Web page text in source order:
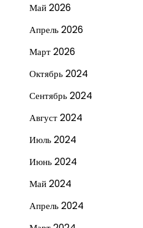
Май 2026
Апрель 2026
Март 2026
Октябрь 2024
Сентябрь 2024
Август 2024
Июль 2024
Июнь 2024
Май 2024
Апрель 2024